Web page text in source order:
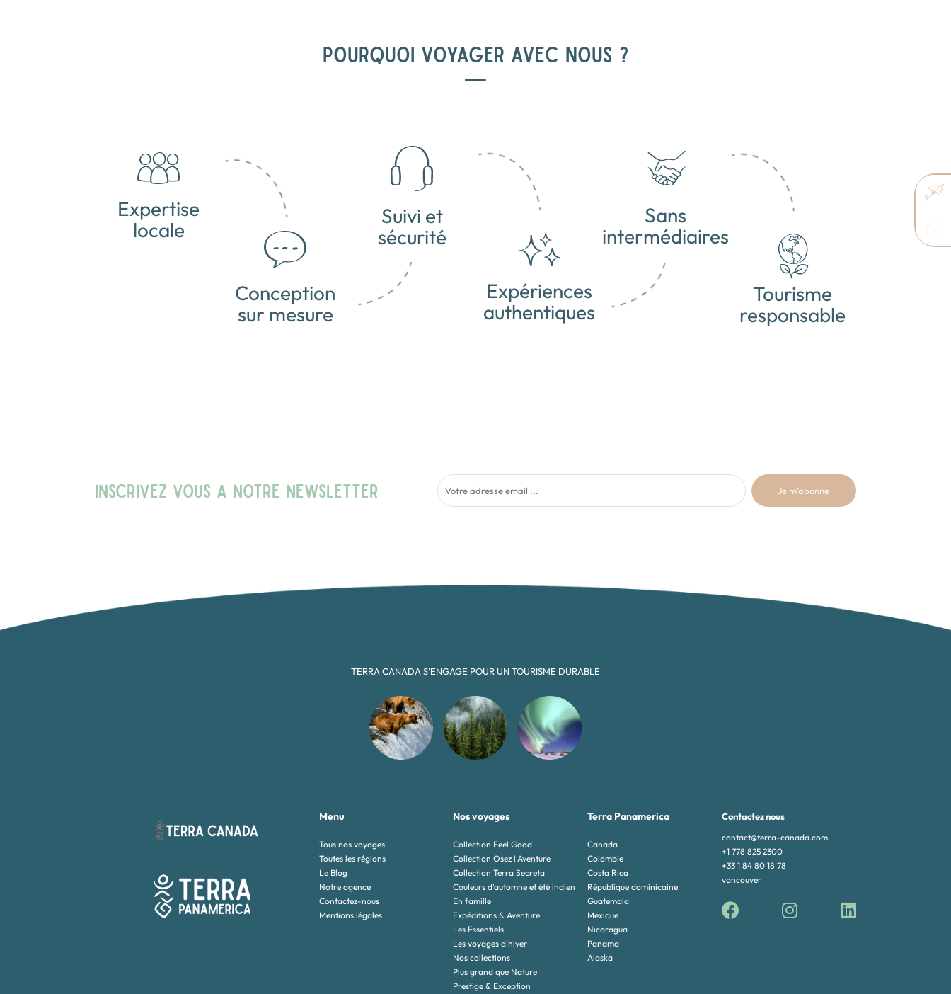
POURQUOI VOYAGER AVEC NOUS ?
Expertise
locale
Conception
sur mesure
Suivi et
sécurité
Expériences
authentiques
Sans
intermédiaires
Tourisme
responsable
INSCRIVEZ VOUS A NOTRE NEWSLETTER Je m'abonne
TERRA CANADA S'ENGAGE POUR UN TOURISME DURABLE
Menu
Tous nos voyages
Toutes les régions
Le Blog
Notre agence
Contactez-nous
Mentions légales
Nos voyages
Collection Feel Good
Collection Osez l'Aventure
Collection Terra Secreta
Couleurs d'automne et été indien
En famille
Expéditions & Aventure
Les Essentiels
Les voyages d'hiver
Nos collections
Plus grand que Nature
Prestige & Exception
Terra Panamerica
Canada
Colombie
Costa Rica
République dominicaine
Guatemala
Mexique
Nicaragua
Panama
Alaska
Contactez nous
contact@terra-canada.com
+1 778 825 2300
+33 1 84 80 18 78
vancouver